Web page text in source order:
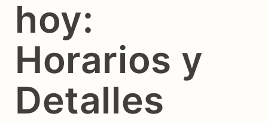
hoy:
Horarios y
Detalles